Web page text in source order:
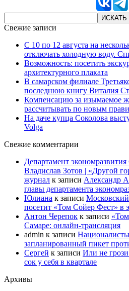
Свежие записи
С 10 по 12 августа на
отключать холодную воду.
Возможность: посетить
архитектурного плаката
В самарском филиале
последнюю книгу Виталия
Компенсацию за изымаемое
рассчитывать по новым
На даче купца Соколова
Volga
Свежие комментарии
Департамент
Владислав Зотов | «Другой
журнал к записи Александр
главы департамента
Юлиана к записи
посетит «Том Сойер Фест» в
Антон Черепок к записи
Самаре: онлайн-трансляция
admin к записи
запланированный пикет
Сергей к записи Или не
сок у себя в квартале
Архивы